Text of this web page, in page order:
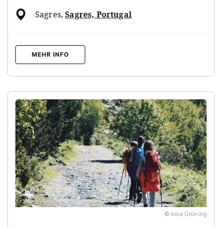
Sagres,Sagres, Portugal
MEHR INFO
© Insa Grüning